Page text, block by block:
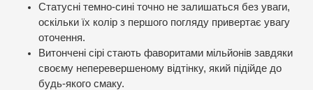
Статусні темно-сині точно не залишаться без уваги,
оскільки їх колір з першого погляду привертає увагу
оточення.
Витончені сірі стають фаворитами мільйонів завдяки
своєму неперевершеному відтінку, який підійде до
будь-якого смаку.